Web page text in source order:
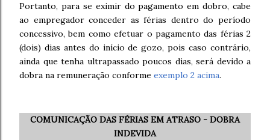
Portanto, para se eximir do pagamento em dobro, cabe
ao empregador conceder as férias dentro do período
concessivo, bem como efetuar o pagamento das férias 2
(dois) dias antes do início de gozo, pois caso contrário,
ainda que tenha ultrapassado poucos dias, será devido a
dobra na remuneração conforme exemplo 2 acima.
COMUNICAÇÃO DAS FÉRIAS EM ATRASO - DOBRA
INDEVIDA